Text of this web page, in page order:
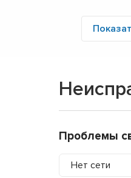
Проблемы
Нет сети